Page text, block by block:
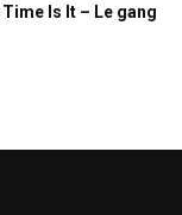
Is It – Le gang